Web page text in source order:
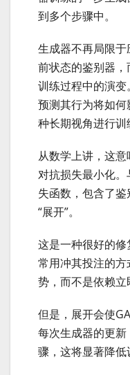
到多个步骤中。
生成器不再局限于
前状态的鉴别器
训练过程中的演
预测其行为将如
种长期视角进行训
从数学上讲，这
对抗损失最小化
失函数，包含了
“展开”。
这是一种很好的
常用冲其投注的
势，而不是依赖立
但是，展开会使
每次生成器的更
骤，这将显著降低